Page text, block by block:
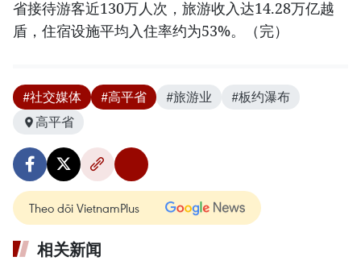
省接待游客近130万人次，旅游收入达14.28万亿越
盾，住宿设施平均入住率约为53%。（完）
#社交媒体 #高平省 #旅游业
#板约瀑布
高平省
Theo dõi VietnamPlus
相关新闻